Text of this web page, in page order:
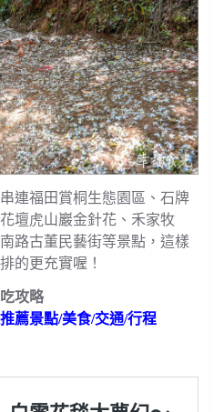
連福田賞桐生態園區、石牌
壇虎山巖金針花、禾家牧
路古董民藝街等景點，這樣
的更充實喔！
攻略
薦景點/美食/交通/行程